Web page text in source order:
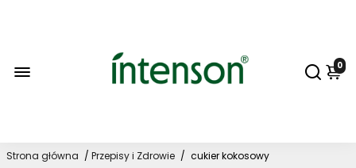
0
Strona główna / Przepisy i Zdrowie / cukier kokosowy